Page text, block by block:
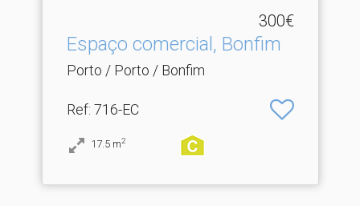
300€
Espaço comercial, Bonfim
Porto / Porto / Bonfim
Ref: 716-EC
17.5 m2